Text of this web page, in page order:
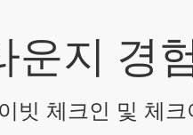
운지 경
빗 체크인 및 체크